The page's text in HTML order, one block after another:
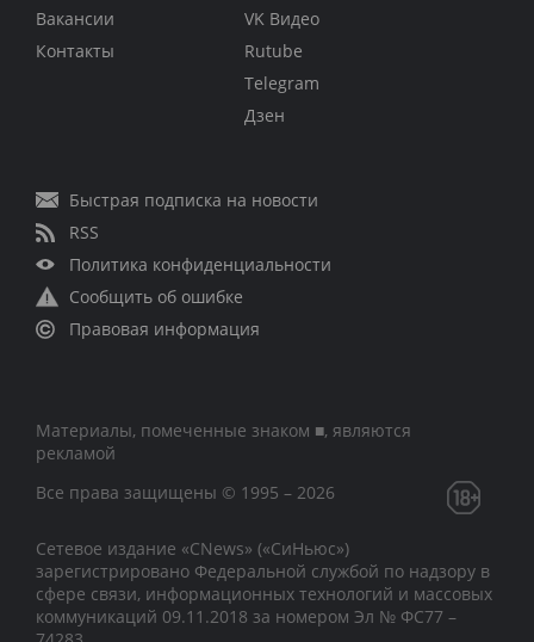
Вакансии
Контакты
VK Видео
Rutube
Telegram
Дзен
Быстрая подписка на новости
RSS
Политика конфиденциальности
Сообщить об ошибке
Правовая информация
Материалы, помеченные знаком ■, являются
рекламой
Все права защищены © 1995 – 2026
Сетевое издание «CNews» («СиНьюс»)
зарегистрировано Федеральной службой по надзору в
сфере связи, информационных технологий и массовых
коммуникаций 09.11.2018 за номером Эл № ФС77 –